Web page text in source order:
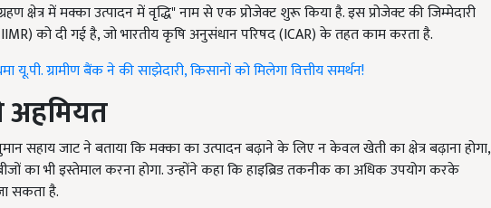
क्षेत्र में मक्का उत्पादन में वृद्धि" नाम से एक प्रोजेक्ट शुरू किया है. इस प्रोजेक्ट की जिम्मेदारी
को दी गई है, जो भारतीय कृषि अनुसंधान परिषद (ICAR) के तहत काम करता है.
यू.पी. ग्रामीण बैंक ने की साझेदारी, किसानों को मिलेगा वित्तीय समर्थन!
अहमियत
जाट ने बताया कि मक्का का उत्पादन बढ़ाने के लिए न केवल खेती का क्षेत्र बढ़ाना होगा,
का भी इस्तेमाल करना होगा. उन्होंने कहा कि हाइब्रिड तकनीक का अधिक उपयोग करके
सकता है.